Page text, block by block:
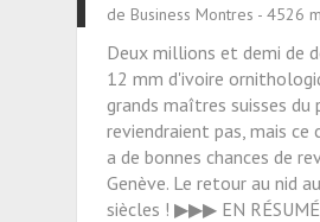
de Business Montres - 4526
Deux millions et demi de
12 mm d'ivoire
grands maîtres suisses du
reviendraient pas, mais ce
a de bonnes chances de
Genève. Le retour au nid
siècles ! ▶▶▶ EN